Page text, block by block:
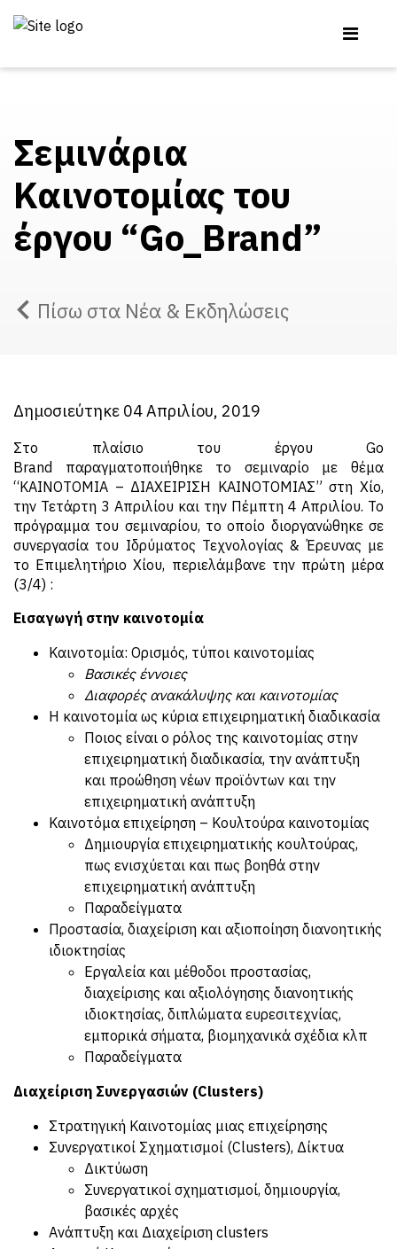
Σεμινάρια
Καινοτομίας του
έργου “Go_Brand”
Πίσω στα Νέα & Εκδηλώσεις
Δημοσιεύτηκε 04 Απριλίου, 2019
Στο πλαίσιο του έργου Gο
Brand παραγματοποιήθηκε το σεμιναρίο με θέμα
“ΚΑΙΝΟΤΟΜΙΑ – ΔΙΑΧΕΙΡΙΣΗ ΚΑΙΝΟΤΟΜΙΑΣ” στη Χίο,
την Τετάρτη 3 Απριλίου και την Πέμπτη 4 Απριλίου. Το
πρόγραμμα του σεμιναρίου, το οποίο διοργανώθηκε σε
συνεργασία του Ιδρύματος Τεχνολογίας & Έρευνας με
το Επιμελητήριο Χίου, περιελάμβανε την πρώτη μέρα
(3/4) :
Εισαγωγή στην καινοτομία
Καινοτομία: Ορισμός, τύποι καινοτομίας
Βασικές έννοιες
Διαφορές ανακάλυψης και καινοτομίας
Η καινοτομία ως κύρια επιχειρηματική διαδικασία
Ποιος είναι ο ρόλος της καινοτομίας στην
επιχειρηματική διαδικασία, την ανάπτυξη
και προώθηση νέων προϊόντων και την
επιχειρηματική ανάπτυξη
Καινοτόμα επιχείρηση – Κουλτούρα καινοτομίας
Δημιουργία επιχειρηματικής κουλτούρας,
πως ενισχύεται και πως βοηθά στην
επιχειρηματική ανάπτυξη
Παραδείγματα
Προστασία, διαχείριση και αξιοποίηση διανοητικής
ιδιοκτησίας
Εργαλεία και μέθοδοι προστασίας,
διαχείρισης και αξιολόγησης διανοητικής
ιδιοκτησίας, διπλώματα ευρεσιτεχνίας,
εμπορικά σήματα, βιομηχανικά σχέδια κλπ
Παραδείγματα
Διαχείριση Συνεργασιών (Clusters)
Στρατηγική Καινοτομίας μιας επιχείρησης
Συνεργατικοί Σχηματισμοί (Clusters), Δίκτυα
Δικτύωση
Συνεργατικοί σχηματισμοί, δημιουργία,
βασικές αρχές
Ανάπτυξη και Διαχείριση clusters